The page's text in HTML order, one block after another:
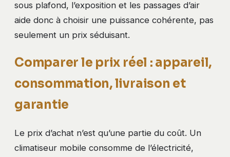
sous plafond, l’exposition et les passages d’air
aide donc à choisir une puissance cohérente, pas
seulement un prix séduisant.
Comparer le prix réel : appareil,
consommation, livraison et
garantie
Le prix d’achat n’est qu’une partie du coût. Un
climatiseur mobile consomme de l’électricité,